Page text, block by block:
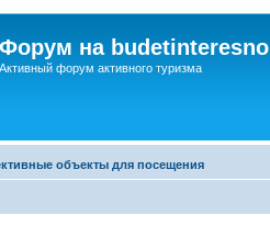
Форум на budetinteresno
Активный форум активного туризма
объекты для посещения